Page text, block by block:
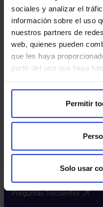
sociales y analizar el
información sobre el uso
nuestros partners de
web, quienes pueden
que les haya
partir del uso que haya
Permitir
Solo usar
Sobre nosotros
HM Hospitales​
Red HM Hospitales​
Intranet HM Hospitales​
Prensa​
Preguntas frecuentes​